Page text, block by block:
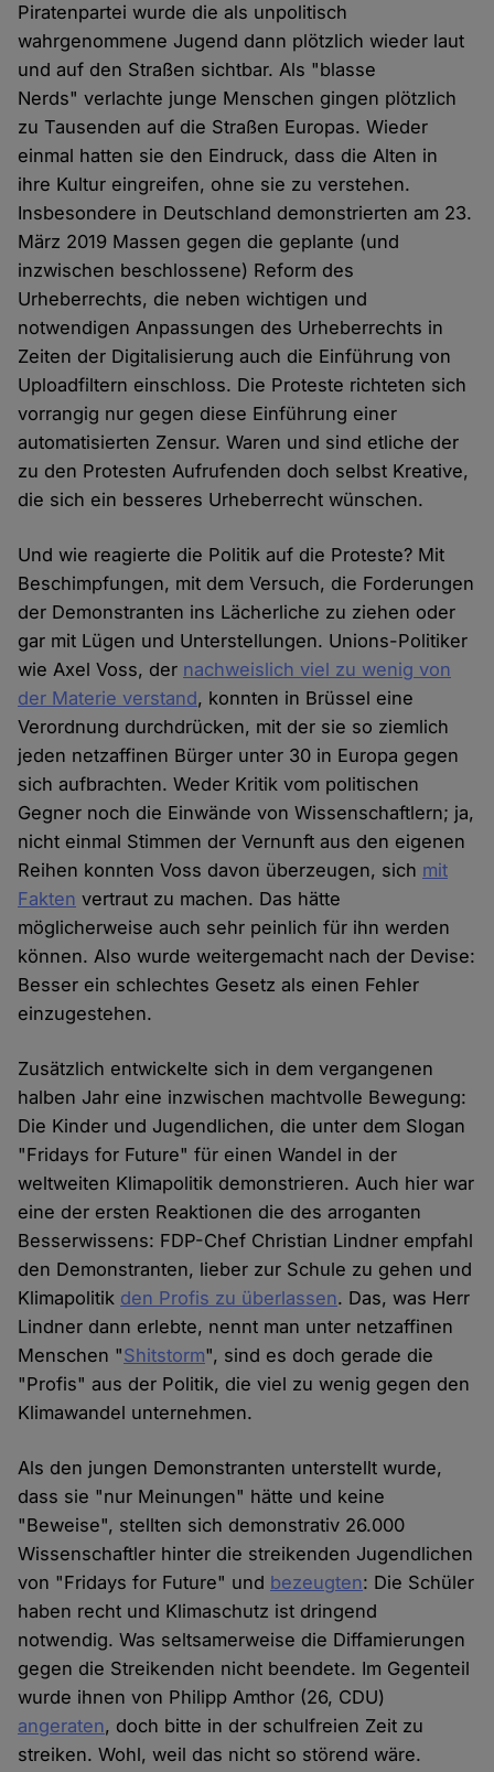
Piratenpartei wurde die als unpolitisch
wahrgenommene Jugend dann plötzlich wieder laut
und auf den Straßen sichtbar. Als "blasse
Nerds" verlachte junge Menschen gingen plötzlich
zu Tausenden auf die Straßen Europas. Wieder
einmal hatten sie den Eindruck, dass die Alten in
ihre Kultur eingreifen, ohne sie zu verstehen.
Insbesondere in Deutschland demonstrierten am 23.
März 2019 Massen gegen die geplante (und
inzwischen beschlossene) Reform des
Urheberrechts, die neben wichtigen und
notwendigen Anpassungen des Urheberrechts in
Zeiten der Digitalisierung auch die Einführung von
Uploadfiltern einschloss. Die Proteste richteten sich
vorrangig nur gegen diese Einführung einer
automatisierten Zensur. Waren und sind etliche der
zu den Protesten Aufrufenden doch selbst Kreative,
die sich ein besseres Urheberrecht wünschen.
Und wie reagierte die Politik auf die Proteste? Mit
Beschimpfungen, mit dem Versuch, die Forderungen
der Demonstranten ins Lächerliche zu ziehen oder
gar mit Lügen und Unterstellungen. Unions-Politiker
wie Axel Voss, der nachweislich viel zu wenig von
der Materie verstand, konnten in Brüssel eine
Verordnung durchdrücken, mit der sie so ziemlich
jeden netzaffinen Bürger unter 30 in Europa gegen
sich aufbrachten. Weder Kritik vom politischen
Gegner noch die Einwände von Wissenschaftlern; ja,
nicht einmal Stimmen der Vernunft aus den eigenen
Reihen konnten Voss davon überzeugen, sich mit
Fakten vertraut zu machen. Das hätte
möglicherweise auch sehr peinlich für ihn werden
können. Also wurde weitergemacht nach der Devise:
Besser ein schlechtes Gesetz als einen Fehler
einzugestehen.
Zusätzlich entwickelte sich in dem vergangenen
halben Jahr eine inzwischen machtvolle Bewegung:
Die Kinder und Jugendlichen, die unter dem Slogan
"Fridays for Future" für einen Wandel in der
weltweiten Klimapolitik demonstrieren. Auch hier war
eine der ersten Reaktionen die des arroganten
Besserwissens: FDP-Chef Christian Lindner empfahl
den Demonstranten, lieber zur Schule zu gehen und
Klimapolitik den Profis zu überlassen. Das, was Herr
Lindner dann erlebte, nennt man unter netzaffinen
Menschen "Shitstorm", sind es doch gerade die
"Profis" aus der Politik, die viel zu wenig gegen den
Klimawandel unternehmen.
Als den jungen Demonstranten unterstellt wurde,
dass sie "nur Meinungen" hätte und keine
"Beweise", stellten sich demonstrativ 26.000
Wissenschaftler hinter die streikenden Jugendlichen
von "Fridays for Future" und bezeugten: Die Schüler
haben recht und Klimaschutz ist dringend
notwendig. Was seltsamerweise die Diffamierungen
gegen die Streikenden nicht beendete. Im Gegenteil
wurde ihnen von Philipp Amthor (26, CDU)
angeraten, doch bitte in der schulfreien Zeit zu
streiken. Wohl, weil das nicht so störend wäre.